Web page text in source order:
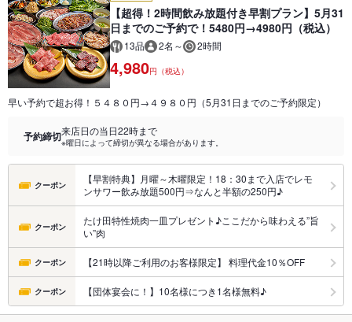
【超得！2時間飲み放題付き早割プラン】5月31
日までのご予約で！5480円→4980円（税込）
13品 2名～ 2時間
4,980円（税込）
早い予約で超お得！５４８０円→４９８０円（5月31日までのご予約限定）
予約締切来店日の当日22時まで
※曜日によって締切が異なる場合があります。
クーポン
【早割特典】月曜～木曜限定！18：30まで入店でレモ
ンサワー飲み放題500円⇒なんと半額の250円♪
クーポン
たけ田特性焼肉一皿プレゼント♪ここだから味わえる”旨
い”肉
クーポン 【21時以降ご利用のお客様限定】 料理代金10％OFF
クーポン 【団体宴会に！】10名様につき1名様無料♪